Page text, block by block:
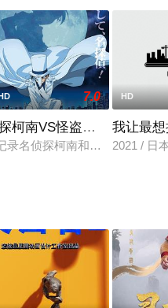
台了解。
它到底是一只企鹅，还是一
7.0
柯南VS怪盗基德
录名侦探柯南和海东小子之间
HD
我让最
2021 / 日